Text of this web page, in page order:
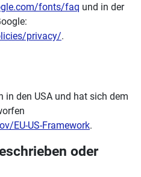
fonts/faq und in der
privacy/.
in den USA und hat sich dem
EU-US-Framework.
oder